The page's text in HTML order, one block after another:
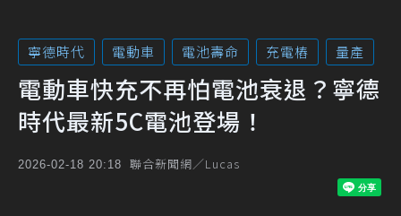
寧德時代 電動車 電池壽命 充電樁 量產
電動車快充不再怕電池衰退？寧德
時代最新5C電池登場！
2026-02-18 20:18 聯合新聞網／Lucas